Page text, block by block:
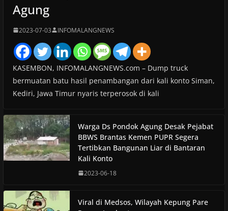
Agung
2023-07-03 INFOMALANGNEWS
KASEMBON, INFOMALANGNEWS.com – Dump truck
bermuatan batu hasil penambangan dari kali konto Siman,
Kediri, Jawa Timur nyaris terperosok di kali
Warga Ds Pondok Agung Desak Pejabat
BBWS Brantas Kemen PUPR Segera
Tertibkan Bangunan Liar di Bantaran
Kali Konto
2023-06-18
Viral di Medsos, Wilayah Kepung Pare